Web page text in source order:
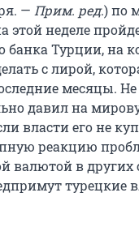
— Прим. ред.) по
этой неделе
банка Турции, на
с лирой,
месяцы.
давил на
власти его не
реакцию
валютой в других
турецкие